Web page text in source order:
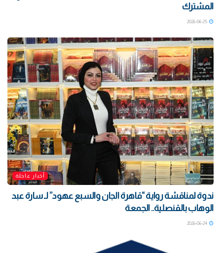
المشترك
2026-06-25
أخبار عاجلة
ندوة لمناقشة رواية “قاهرة الجان والسبع عهود” لـ سارة عبد
الوهاب بالقنصلية.. الجمعة
2026-06-24